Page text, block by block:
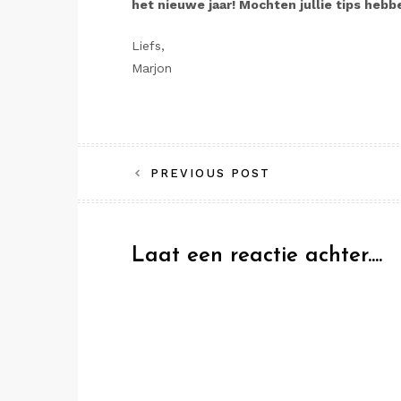
het nieuwe jaar! Mochten jullie tips
Liefs,
Marjon
Bericht
navigatie
PREVIOUS POST
Laat een reactie achter....